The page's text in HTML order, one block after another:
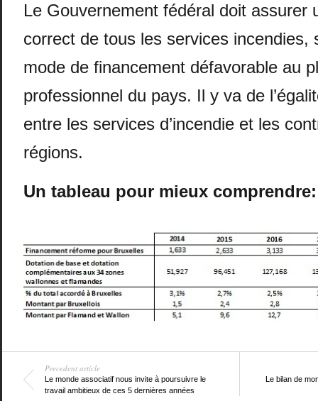
Le Gouvernement fédéral doit assurer
correct de tous les services incendies,
mode de financement défavorable au
professionnel du pays. Il y va de
entre les services d’incendie et les
régions.
Un tableau pour mieux comprendre:
Precedent article
Le monde associatif nous invite à poursuivre le
travail ambitieux de ces 5 dernières années
Le bilan de